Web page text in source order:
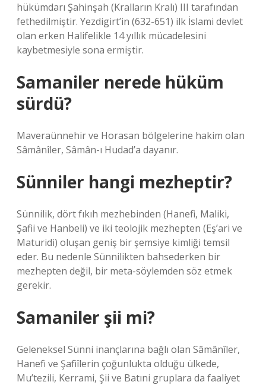
hükümdarı Şahinşah (Kralların Kralı) III tarafından
fethedilmiştir. Yezdigirt’in (632-651) ilk İslami devlet
olan erken Halifelikle 14 yıllık mücadelesini
kaybetmesiyle sona ermiştir.
Samaniler nerede hüküm
sürdü?
Maveraünnehir ve Horasan bölgelerine hakim olan
Sâmânîler, Sâmân-ı Hudad’a dayanır.
Sünniler hangi mezheptir?
Sünnilik, dört fıkıh mezhebinden (Hanefi, Maliki,
Şafii ve Hanbeli) ve iki teolojik mezhepten (Eş’ari ve
Maturidi) oluşan geniş bir şemsiye kimliği temsil
eder. Bu nedenle Sünnilikten bahsederken bir
mezhepten değil, bir meta-söylemden söz etmek
gerekir.
Samaniler şii mi?
Geleneksel Sünni inançlarına bağlı olan Sâmânîler,
Hanefi ve Şafiîlerin çoğunlukta olduğu ülkede,
Mu’tezili, Kerrami, Şii ve Batıni gruplara da faaliyet